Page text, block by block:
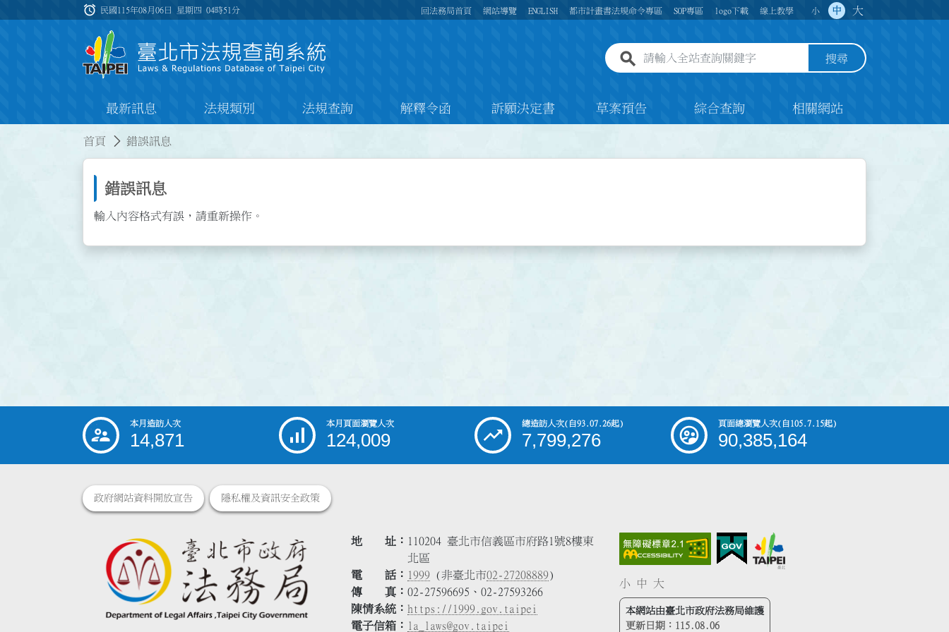
:::
alarm 民國115年08月06日 星期四04時51分 回法務局首頁 網站導覽 ENGLISH 都市計畫書法規命令專區 SOP專區 logo下載 線上教學 小 中 大
全站查詢關鍵字欄位 搜尋
最新訊息 法規類別 法規查詢 解釋令函 訴願決定書 草案預告 綜合查詢 相關網站
首頁 錯誤訊息
錯誤訊息
輸入內容格式有誤，請重新操作。
::: 本月造訪人次
14,871
本月頁面瀏覽人次
124,009
總造訪人次(自93.07.26起)
7,799,276
頁面總瀏覽人次(自105.7.15起)
90,385,164
政府網站資料開放宣告 隱私權及資訊安全政策
地 址
110204 臺北市信義區市府路1號8樓東
北區
電 話
1999 (非臺北市02-27208889)
傳 真
02-27596695、02-27593266
陳情系統
https://1999.gov.taipei
電子信箱
la_laws@gov.taipei
小 中 大
本網站由臺北市政府法務局維護
更新日期： 115.08.06